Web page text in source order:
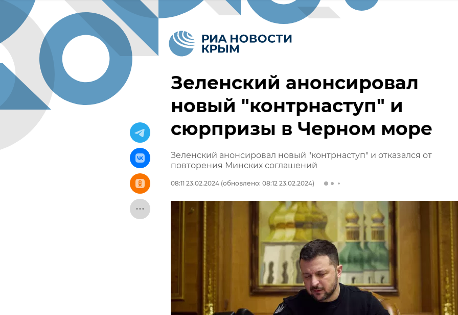
Зеленский анонсировал
новый "контрнаступ" и
сюрпризы в Черном море
Зеленский анонсировал новый "контрнаступ" и отказался от
повторения Минских соглашений
08:11 23.02.2024 (обновлено: 08:12 23.02.2024)